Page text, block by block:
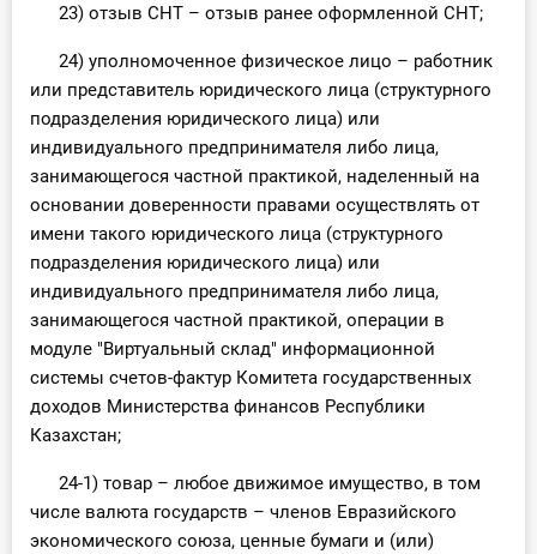
23) отзыв СНТ – отзыв ранее оформленной СНТ;
24) уполномоченное физическое лицо – работник
или представитель юридического лица (структурного
подразделения юридического лица) или
индивидуального предпринимателя либо лица,
занимающегося частной практикой, наделенный на
основании доверенности правами осуществлять от
имени такого юридического лица (структурного
подразделения юридического лица) или
индивидуального предпринимателя либо лица,
занимающегося частной практикой, операции в
модуле "Виртуальный склад" информационной
системы счетов-фактур Комитета государственных
доходов Министерства финансов Республики
Казахстан;
24-1) товар – любое движимое имущество, в том
числе валюта государств – членов Евразийского
экономического союза, ценные бумаги и (или)